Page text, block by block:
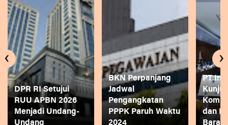
DPR RI Setujui
RUU APBN 2026
Menjadi Undang-
Undang
BKN Perpanjang
Jadwal
Pengangkatan
PPPK Paruh Waktu
2024
PT
dan
Bara
‹ ›